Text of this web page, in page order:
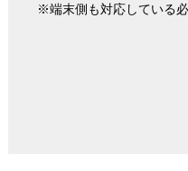
※端末側も対応している必